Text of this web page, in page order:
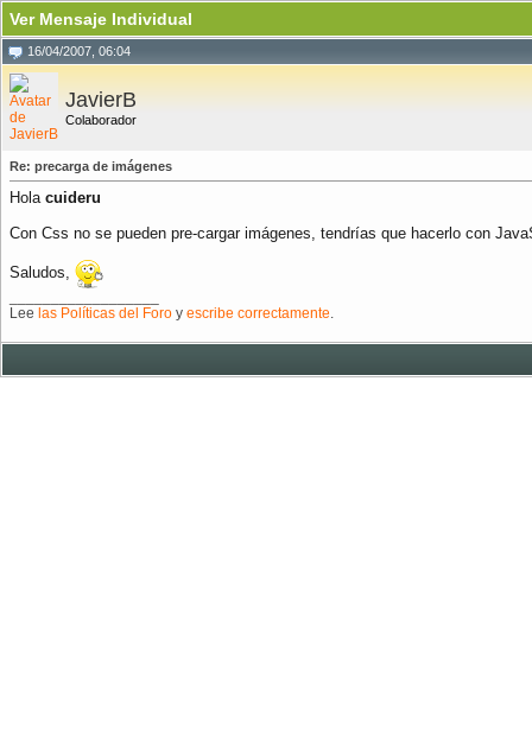
Ver Mensaje Individual
16/04/2007, 06:04
JavierB
Colaborador
Re: precarga de imágenes
Hola cuideru
Con Css no se pueden pre-cargar imágenes, tendrías que hacerlo con
Saludos,
Lee las Políticas del Foro y escribe correctamente.